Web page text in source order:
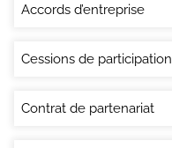
Accords d’entreprise
Cessions de participation
Contrat de partenariat